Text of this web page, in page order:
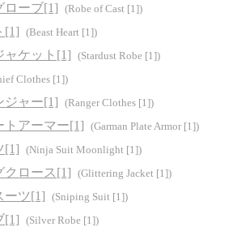
ローブ[1] (Robe of Cast [1])
[1] (Beast Heart [1])
ャケット[1] (Stardust Robe [1])
Clothes [1])
ジャー[1] (Ranger Clothes [1])
トアーマー[1] (Garman Plate Armor [1])
[1] (Ninja Suit Moonlight [1])
クロース[1] (Glittering Jacket [1])
ーツ[1] (Sniping Suit [1])
[1] (Silver Robe [1])